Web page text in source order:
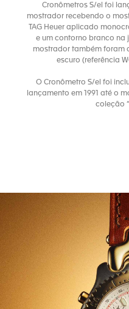
Cronômetros S/el foi
mostrador recebendo o
TAG Heuer aplicado
e um contorno branco na
mostrador também foram
escuro (referência
O Cronômetro S/el foi
lançamento em 1991 até o
coleção